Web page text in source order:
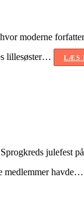
moderne
lillesøster…
LÆS
julefest
medlemmer havde…